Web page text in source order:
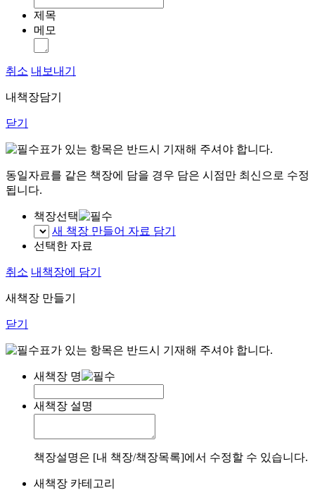
제목
메모
취소 내보내기
내책장담기
닫기
표가 있는 항목은 반드시 기재해 주셔야 합니다.
동일자료를 같은 책장에 담을 경우 담은 시점만 최신으로 수정
됩니다.
책장선택
새 책장 만들어 자료 담기
선택한 자료
취소 내책장에 담기
새책장 만들기
닫기
표가 있는 항목은 반드시 기재해 주셔야 합니다.
새책장 명
새책장 설명
책장설명은 [내 책장/책장목록]에서 수정할 수 있습니다.
새책장 카테고리